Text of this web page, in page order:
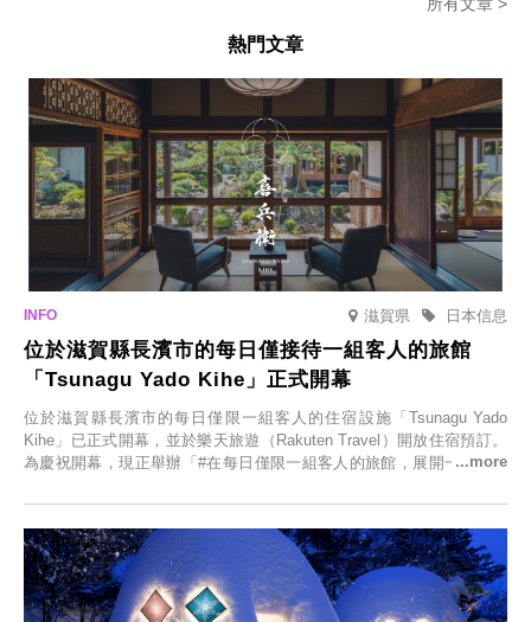
所有文章 >
熱門文章
滋賀県 日本信息
位於滋賀縣長濱市的每日僅接待一組客人的旅館
「Tsunagu Yado Kihe」正式開幕
位於滋賀縣長濱市的每日僅限一組客人的住宿設施「Tsunagu Yado
Kihe」已正式開幕，並於樂天旅遊（Rakuten Travel）開放住宿預訂。
為慶祝開幕，現正舉辦「#在每日僅限一組客人的旅館，展開一生一次
人的旅館，您才能在此與重要的人共度獨一無二的特別時光。